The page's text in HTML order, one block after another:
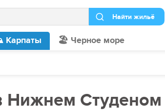
Карпаты 🏖️ Черное море
Нижнем Студеном